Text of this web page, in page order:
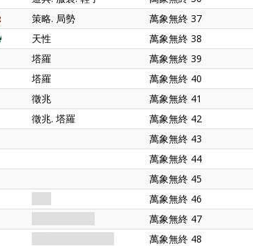
策略. 局勢
萬象無終 37
天性
萬象無終 38
塔羅
萬象無終 39
塔羅
萬象無終 40
徵兆
萬象無終 41
徵兆. 塔羅
萬象無終 42
萬象無終 43
萬象無終 44
萬象無終 45
萬象無終 46
萬象無終 47
萬象無終 48